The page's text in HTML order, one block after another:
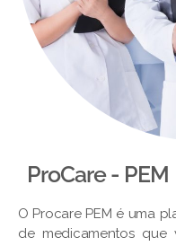
ProCare - PEM​
O Procare PEM é uma
de medicamentos que